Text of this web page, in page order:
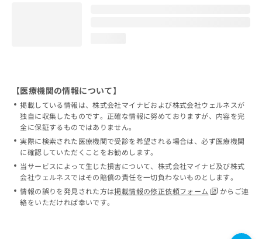
【医療機関の情報について】
掲載している情報は、株式会社マイナビおよび株式会社ウェルネスが
独自に収集したものです。正確な情報に努めておりますが、内容を完
全に保証するものではありません。
実際に検索された医療機関で受診を希望される場合は、必ず医療機関
に確認していただくことをお勧めします。
当サービスによって生じた損害について、株式会社マイナビ及び株式
会社ウェルネスではその賠償の責任を一切負わないものとします。
情報の誤りを発見された方は掲載情報の修正依頼フォーム
からご連
絡をいただければ幸いです。